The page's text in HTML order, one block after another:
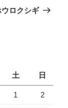
ロクシギ
土 日
1 2